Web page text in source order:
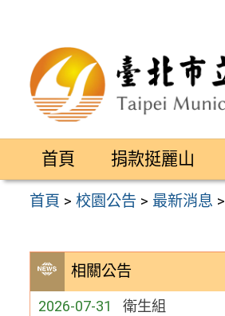
區
首頁 捐款挺麗山
首頁 >校園公告 > 最新消息 >
相關公告
2026-07-31 衛生組